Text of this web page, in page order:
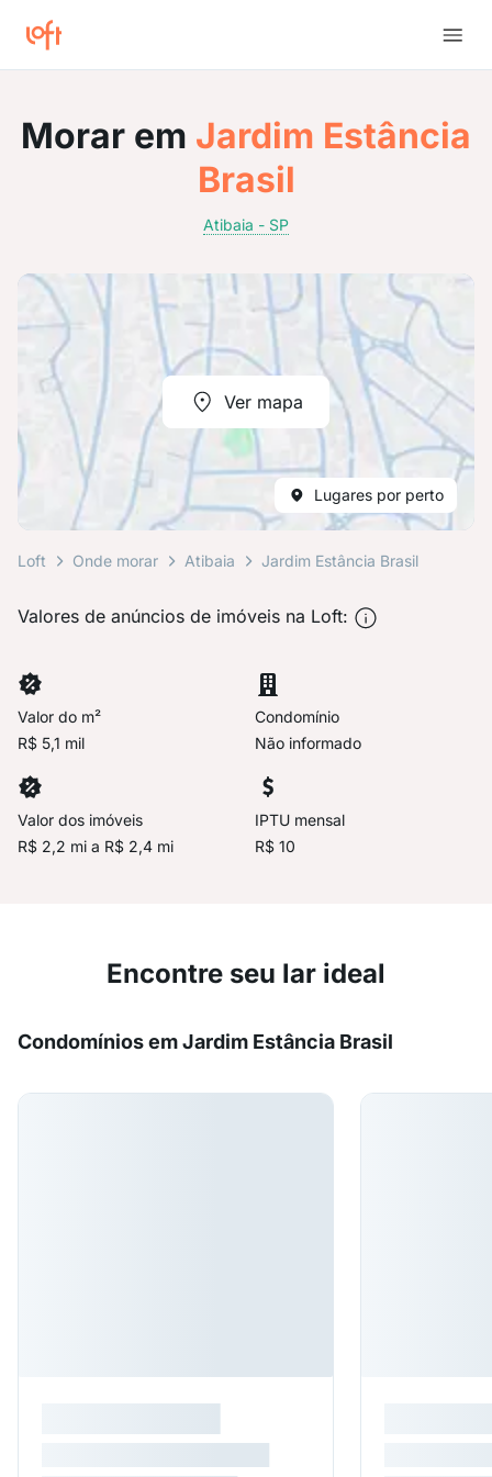
Morar em Jardim Estância
Brasil
Atibaia - SP
Ver mapa
Lugares por perto
Loft Onde morar Atibaia Jardim Estância Brasil
Valores de anúncios de imóveis na Loft:
Valor do m²
R$ 5,1 mil
Condomínio
Não informado
Valor dos imóveis
R$ 2,2 mi a R$ 2,4 mi
IPTU mensal
R$ 10
Encontre seu lar ideal
Condomínios em Jardim Estância Brasil